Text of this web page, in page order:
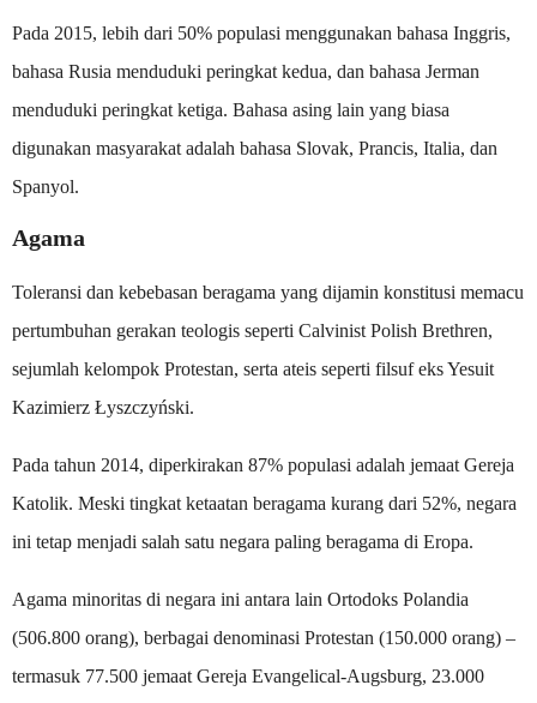
Pada 2015, lebih dari 50% populasi menggunakan bahasa Inggris,
bahasa Rusia menduduki peringkat kedua, dan bahasa Jerman
menduduki peringkat ketiga. Bahasa asing lain yang biasa
digunakan masyarakat adalah bahasa Slovak, Prancis, Italia, dan
Spanyol.
Agama
Toleransi dan kebebasan beragama yang dijamin konstitusi memacu
pertumbuhan gerakan teologis seperti Calvinist Polish Brethren,
sejumlah kelompok Protestan, serta ateis seperti filsuf eks Yesuit
Kazimierz Łyszczyński.
Pada tahun 2014, diperkirakan 87% populasi adalah jemaat Gereja
Katolik. Meski tingkat ketaatan beragama kurang dari 52%, negara
ini tetap menjadi salah satu negara paling beragama di Eropa.
Agama minoritas di negara ini antara lain Ortodoks Polandia
(506.800 orang), berbagai denominasi Protestan (150.000 orang) –
termasuk 77.500 jemaat Gereja Evangelical-Augsburg, 23.000